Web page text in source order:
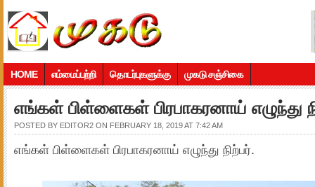
HOME எம்மைப்பற்றி தொடர்புகளுக்கு முகடு சஞ்சிகை
எங்கள் பிள்ளைகள் பிரபாகரனாய் எழுந்து
POSTED BY EDITOR2 ON FEBRUARY 18, 2019 AT 7:42 AM
எங்கள் பிள்ளைகள் பிரபாகரனாய் எழுந்து நிற்பர்.